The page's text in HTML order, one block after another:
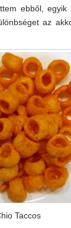
ebből, egyik
az
Taccos